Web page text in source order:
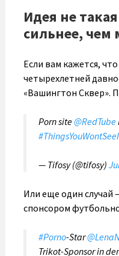
Идея не
сильнее,
Если вам кажется,
четырехлетней
«Вашингтон Сквер».
Porn site@RedTube
— Tifosy (@tifosy)
Или еще один случай
спонсором
#Porno-Star
Trikot-Sponsor in der